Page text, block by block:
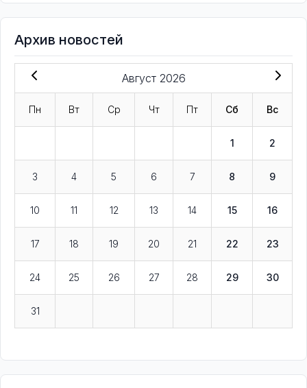
Архив новостей
Август 2026
Пн Вт Ср Чт Пт Сб Вс
1 2
3 4 5 6 7 8 9
10 11 12 13 14 15 16
17 18 19 20 21 22 23
24 25 26 27 28 29 30
31